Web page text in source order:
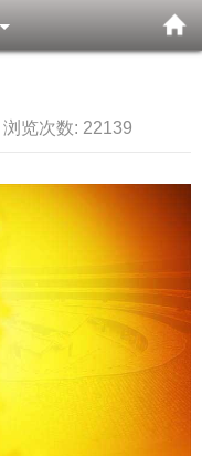
浏览次数: 22139